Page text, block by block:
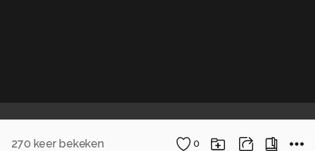
270 keer bekeken 0